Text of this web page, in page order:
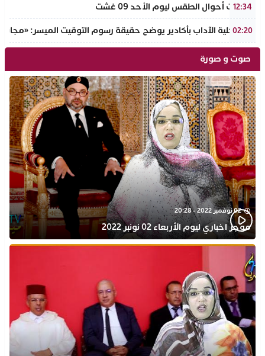
12:34
توقعات أحوال الطقس ليوم الأحد 09 غشت
02:20
عميد كلية الآداب بأكادير يوضح حقيقة رسوم التوقيت الميسر:
صوت و صورة
02 نوفمبر 2022 - 20:28
موجز اخباري ليوم الأربعاء 02 نونبر 2022